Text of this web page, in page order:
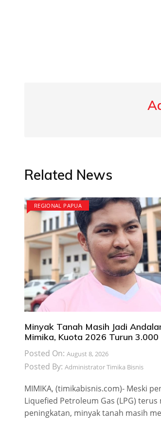
Related News
REGIONAL PAPUA
Minyak Tanah Masih Jadi
Mimika, Kuota 2026 Turun 3.000
Posted On: August 8, 2026
Posted By: Administrator Timika Bisnis
MIMIKA, (timikabisnis.com)- Meski
Liquefied Petroleum Gas (LPG) terus
peningkatan, minyak tanah masih